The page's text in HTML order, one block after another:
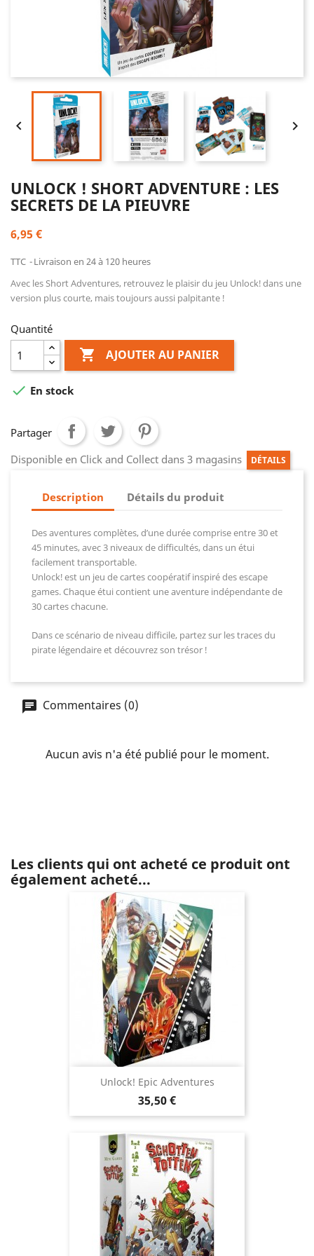
 
UNLOCK ! SHORT ADVENTURE : LES
SECRETS DE LA PIEUVRE
6,95 €
TTC
Livraison en 24 à 120 heures
Avec les Short Adventures, retrouvez le plaisir du jeu Unlock! dans une
version plus courte, mais toujours aussi palpitante !
Quantité
 AJOUTER AU PANIER
 En stock
Partager
Disponible en Click and Collect dans 3 magasins
DÉTAILS
Description Détails du produit
Des aventures complètes, d’une durée comprise entre 30 et
45 minutes, avec 3 niveaux de difficultés, dans un étui
facilement transportable.
Unlock! est un jeu de cartes coopératif inspiré des escape
games. Chaque étui contient une aventure indépendante de
30 cartes chacune.
Dansce scénario de niveau difficile, partez sur les traces du
pirate légendaire et découvrez son trésor !
Commentaires (0)
Aucun avis n'a été publié pour le moment.
Les clients qui ont acheté ce produit ont
également acheté...
Unlock! Epic Adventures
Prix
35,50 €